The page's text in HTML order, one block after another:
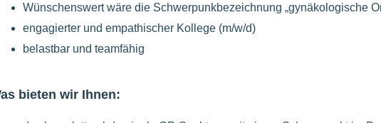
Wünschenswert wäre die Schwerpunkbezeichnung „gynäkologische
engagierter und empathischer Kollege (m/w/d)
belastbar und teamfähig
bieten wir Ihnen: